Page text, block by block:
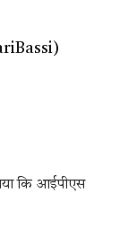
कि आईपीएस